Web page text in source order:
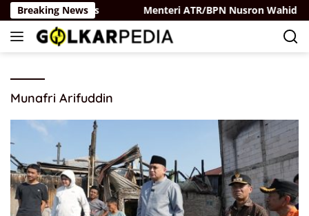
Langsung
ke
konten
Breaking News
Belaya Rus Menteri ATR/BPN Nusron Wahid
Munafri Arifuddin